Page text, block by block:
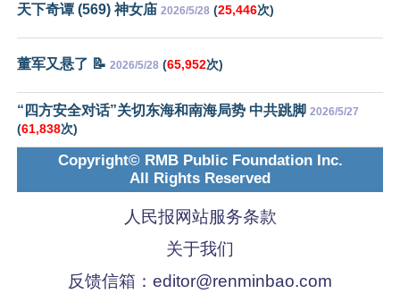
天下奇谭 (569) 神女庙 2026/5/28 (25,446次)
董军又悬了 📝 2026/5/28 (65,952次)
“四方安全对话”关切东海和南海局势 中共跳脚 2026/5/27
(61,838次)
Copyright© RMB Public Foundation Inc.
All Rights Reserved
人民报网站服务条款
关于我们
反馈信箱： editor@renminbao.com